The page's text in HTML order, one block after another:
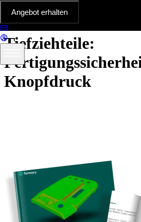
Angebot erhalten
DfM-Check für
Tiefziehteile:
Knopfdruck